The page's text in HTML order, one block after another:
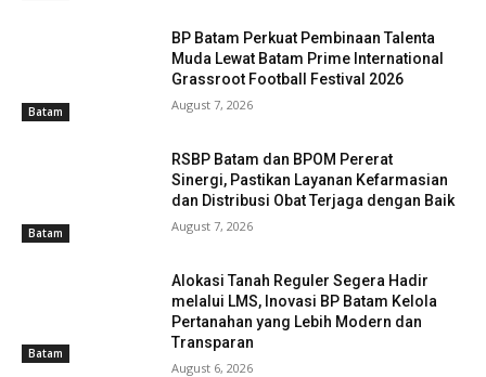
Batam
BP Batam Perkuat Pembinaan Talenta
Muda Lewat Batam Prime International
Grassroot Football Festival 2026
August 7, 2026
Batam
RSBP Batam dan BPOM Pererat
Sinergi, Pastikan Layanan Kefarmasian
dan Distribusi Obat Terjaga dengan Baik
August 7, 2026
Batam
Alokasi Tanah Reguler Segera Hadir
melalui LMS, Inovasi BP Batam Kelola
Pertanahan yang Lebih Modern dan
Transparan
August 6, 2026